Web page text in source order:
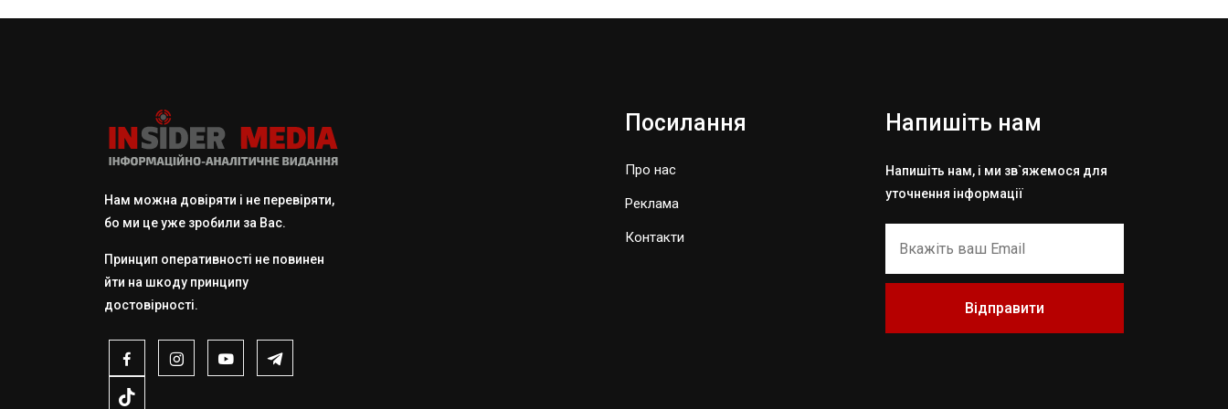
Нам можна довіряти і не перевіряти,
бо ми це уже зробили за Вас.
Принцип оперативності не повинен
йти на шкоду принципу
достовірності.
Посилання
Про нас
Реклама
Контакти
Напишіть нам
Напишіть нам, і ми зв`яжемося для
уточнення інформації
Відправити